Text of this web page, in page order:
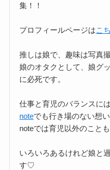
集！！
プロフィールページはこ
推しは娘で、趣味は写真
娘のオタクとして、娘グ
に必死です。
仕事と育児のバランスに
noteでも行き場のない想
noteでは育児以外のこと
いろいろあるけれど娘と
す♡